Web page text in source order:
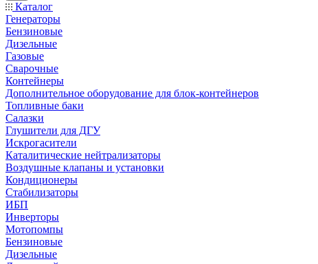
Каталог
Генераторы
Бензиновые
Дизельные
Газовые
Сварочные
Контейнеры
Дополнительное оборудование для блок-контейнеров
Топливные баки
Салазки
Глушители для ДГУ
Искрогасители
Каталитические нейтрализаторы
Воздушные клапаны и установки
Кондиционеры
Стабилизаторы
ИБП
Инверторы
Мотопомпы
Бензиновые
Дизельные